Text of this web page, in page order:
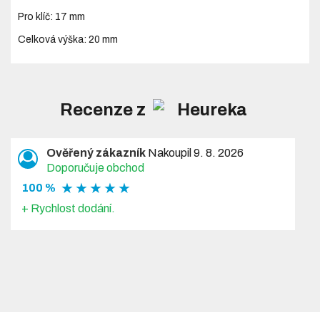
Pro klíč: 17 mm
Celková výška: 20 mm
Recenze z
Ověřený zákazník Nakoupil 9. 8. 2026
Doporučuje obchod
100 % ★ ★ ★ ★ ★
+ Rychlost dodání.